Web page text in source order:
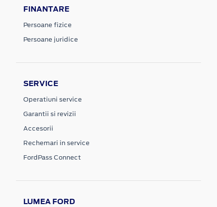
FINANTARE
Persoane fizice
Persoane juridice
SERVICE
Operatiuni service
Garantii si revizii
Accesorii
Rechemari in service
FordPass Connect
LUMEA FORD